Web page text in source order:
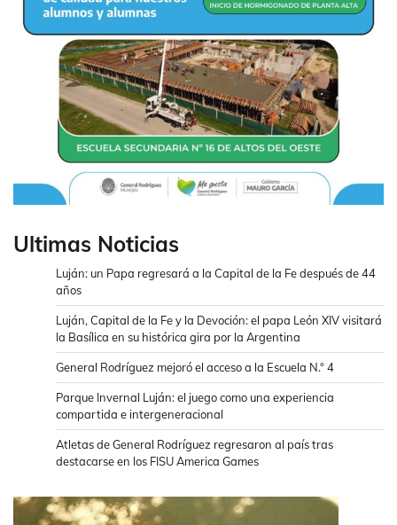
Ultimas Noticias
Luján: un Papa regresará a la Capital de la Fe después de 44
años
Luján, Capital de la Fe y la Devoción: el papa León XIV visitará
la Basílica en su histórica gira por la Argentina
General Rodríguez mejoró el acceso a la Escuela N.° 4
Parque Invernal Luján: el juego como una experiencia
compartida e intergeneracional
Atletas de General Rodríguez regresaron al país tras
destacarse en los FISU America Games